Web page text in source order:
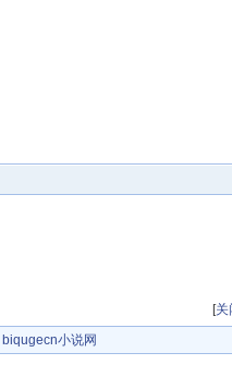
[关
biqugecn小说网